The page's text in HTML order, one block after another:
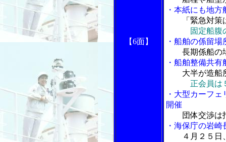
【6面】
・本紙にも地
「緊急対
固定船腹
・船舶の係留
長期係船の
・船舶整備共
大半が造船
正会員は
・大型カーフ
開催
団体交渉は
・海保庁の岩
４月２５日